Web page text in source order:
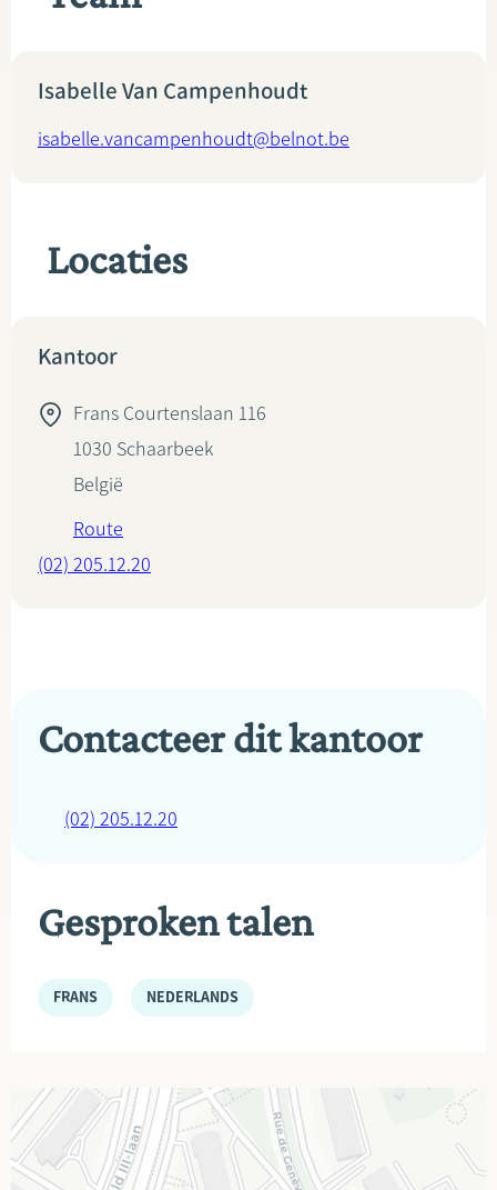
Isabelle Van Campenhoudt
isabelle.vancampenhoudt@belnot.be
Locaties
Kantoor
Frans Courtenslaan 116
1030 Schaarbeek
België
Route
(02) 205.12.20
Contacteer dit kantoor
(02) 205.12.20
Gesproken talen
FRANS NEDERLANDS